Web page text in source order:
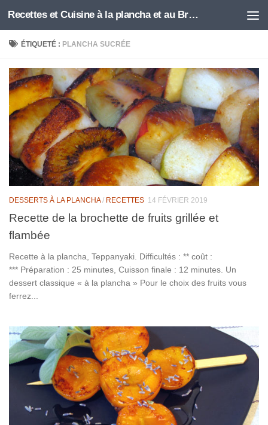
Skip to content Recettes et Cuisine à la plancha et au Brasero
ÉTIQUETÉ : PLANCHA SUCRÉE
DESSERTS À LA PLANCHA/ RECETTES 14 FÉVRIER 2019
Recette de la brochette de fruits grillée et
flambée
Recette à la plancha, Teppanyaki. Difficultés : ** coût :
*** Préparation : 25 minutes, Cuisson finale : 12 minutes. Un
dessert classique « à la plancha » Pour le choix des fruits vous
ferrez...